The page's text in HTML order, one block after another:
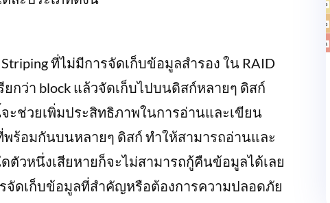
ที่ไม่มีการจัดเก็บข้อมูลสำรอง ใน RAID
กว่า block แล้วจัดเก็บไปบนดิสก์หลายๆ ดิสก์
ช่วยเพิ่มประสิทธิภาพในการอ่านและเขียน
ร้อมกันบนหลายๆ ดิสก์ ทำให้สามารถอ่านและ
ตัวหนึ่งเสียหายก็จะไม่สามารถกู้คืนข้อมูลได้เลย
จัดเก็บข้อมูลที่สำคัญหรือต้องการความปลอดภัย